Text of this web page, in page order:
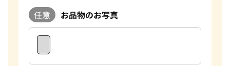
任意 お品物のお写真